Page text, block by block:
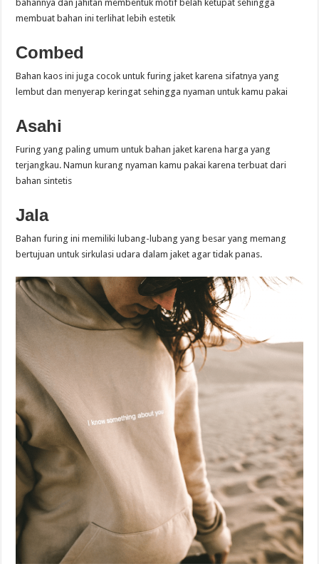
bahannya dan jahitan membentuk motif belah ketupat sehingga
membuat bahan ini terlihat lebih estetik
Combed
Bahan kaos ini juga cocok untuk furing jaket karena sifatnya yang
lembut dan menyerap keringat sehingga nyaman untuk kamu pakai
Asahi
Furing yang paling umum untuk bahan jaket karena harga yang
terjangkau. Namun kurang nyaman kamu pakai karena terbuat dari
bahan sintetis
Jala
Bahan furing ini memiliki lubang-lubang yang besar yang memang
bertujuan untuk sirkulasi udara dalam jaket agar tidak panas.